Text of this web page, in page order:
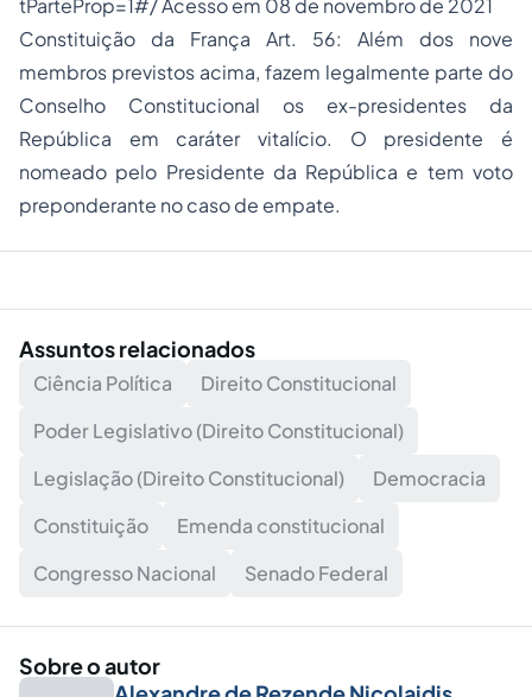
tParteProp=1#/ Acesso em 08 de novembro de 2021
Constituição da França Art. 56: Além dos nove
membros previstos acima, fazem legalmente parte do
Conselho Constitucional os ex-presidentes da
República em caráter vitalício. O presidente é
nomeado pelo Presidente da República e tem voto
preponderante no caso de empate.
Assuntos relacionados
Ciência Política
Direito Constitucional
Poder Legislativo (Direito Constitucional)
Legislação (Direito Constitucional)
Democracia
Constituição
Emenda constitucional
Congresso Nacional
Senado Federal
Sobre o autor